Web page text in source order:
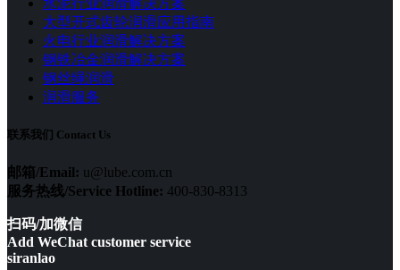
水泥行业润滑解决方案
大型开式齿轮润滑应用指南
火电行业润滑解决方案
钢铁冶金润滑解决方案
钢丝绳润滑
润滑服务
联系我们 Contact Us
邮箱/Email: u@lube.com.cn
服务热线/Service Hotline: 400-830-8313
扫码/加微信
Add WeChat customer service
siranlao